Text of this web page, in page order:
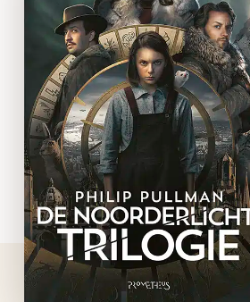
De Noorderlicht-trilogie is de
spannendste trilogie ooit
geschreven, nu als tv-serie
Het gouden kompas is het
boek van de zoektocht van
Lyra naar haar verdwenen
vriend Roger, die haar naar
…